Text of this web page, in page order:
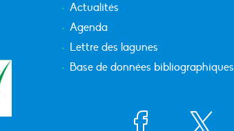
Actualités
Agenda
Lettre des lagunes
Base de données bibliographiques